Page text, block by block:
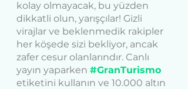
kolay olmayacak, bu yüzden
dikkatli olun, yarışçılar! Gizli
virajlar ve beklenmedik rakipler
her köşede sizi bekliyor, ancak
zafer cesur olanlarındır. Canlı
yayın yaparken #GranTurismo
etiketini kullanın ve 10.000 altın